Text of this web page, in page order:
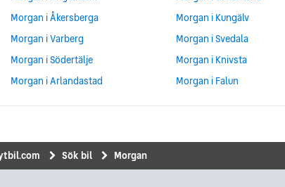
Morgan i Åkersberga
Morgan i Varberg
Morgan i Södertälje
Morgan i Arlandastad
Morgan i Kungälv
Morgan i Svedala
Morgan i Knivsta
Morgan i Falun
Sök bil Morgan